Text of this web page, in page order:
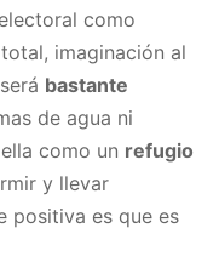
como
imaginación al
bastante
de agua ni
como un refugio
y llevar
positiva es que es